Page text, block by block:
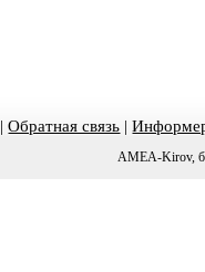
|Обратная связь |
AMEA-Kirov,